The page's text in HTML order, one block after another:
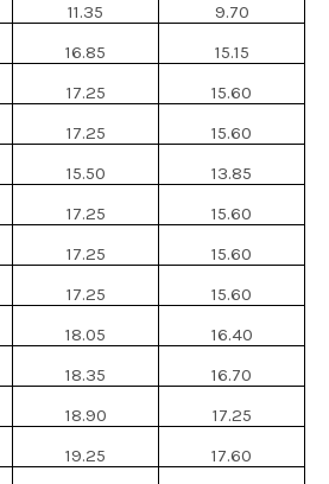
11.35
9.70
16.85
15.15
17.25
15.60
17.25
15.60
15.50
13.85
17.25
15.60
17.25
15.60
17.25
15.60
18.05
16.40
18.35
16.70
18.90
17.25
19.25
17.60